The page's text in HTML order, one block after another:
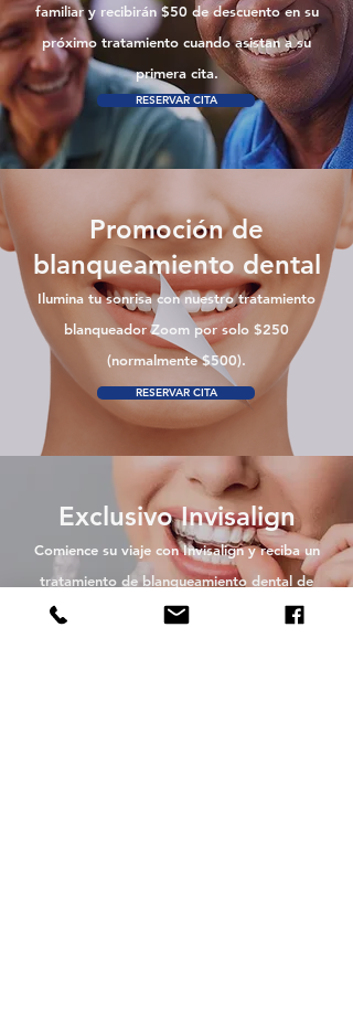
familiar y recibirán $50 de descuento en su
próximo tratamiento cuando asistan a su
primera cita.
RESERVAR CITA
Promoción de
blanqueamiento dental
Ilumina tu sonrisa con nuestro tratamiento
blanqueador Zoom por solo $250
(normalmente $500).
RESERVAR CITA
Exclusivo Invisalign
Comience su viaje con Invisalign y reciba un
tratamiento de blanqueamiento dental de
cortesía.